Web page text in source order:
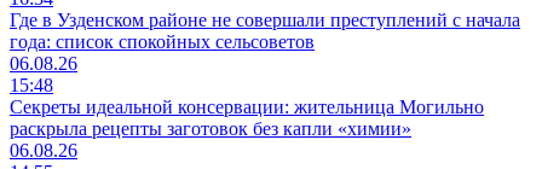
Где в Узденском районе не совершали преступлений с начала
года: список спокойных сельсоветов
06.08.26
15:48
Секреты идеальной консервации: жительница Могильно
раскрыла рецепты заготовок без капли «химии»
06.08.26